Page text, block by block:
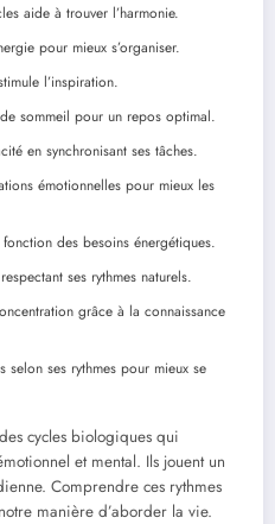
aide à trouver l’harmonie.
pour mieux s’organiser.
l’inspiration.
sommeil pour un repos optimal.
en synchronisant ses tâches.
émotionnelles pour mieux les
des besoins énergétiques.
ses rythmes naturels.
grâce à la connaissance
selon ses rythmes pour mieux se
cycles biologiques qui
et mental. Ils jouent un
Comprendre ces rythmes
manière d’aborder la vie.